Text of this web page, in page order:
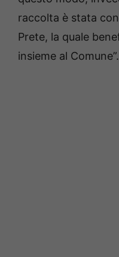
raccolta è stata
Prete, la quale
insieme al Comune”.